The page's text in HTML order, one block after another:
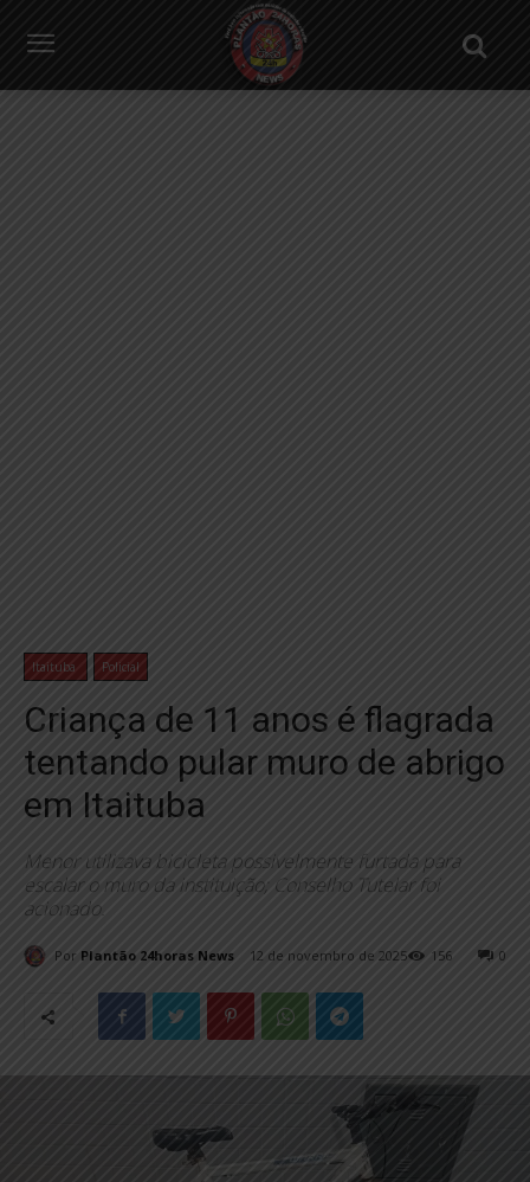
Itaituba Policial
Criança de 11 anos é flagrada
tentando pular muro de abrigo
em Itaituba
Menor utilizava bicicleta possivelmente furtada para
escalar o muro da instituição; Conselho Tutelar foi
acionado.
Por Plantão 24horas News 12 de novembro de 2025 0
156